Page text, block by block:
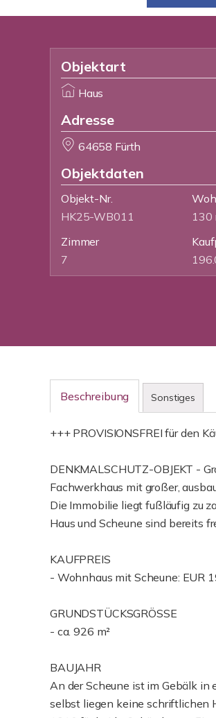
Objektart
Haus
Adresse
64658 Fürth
Objektdaten
Objekt-Nr.
HK25-WB011
130
Zimmer
7
Beschreibung Sonstiges
+++ PROVISIONSFREI für den
DENKMALSCHUTZ-OBJEKT -
Fachwerkhaus mit großer,
Die Immobilie liegt fußläufig zu
Haus und Scheune sind bereits
KAUFPREIS
- Wohnhaus mit Scheune: EUR
GRUNDSTÜCKSGRÖSSE
- ca. 926 m²
BAUJAHR
An der Scheune ist im Gebälk in
selbst liegen keine schriftlichen